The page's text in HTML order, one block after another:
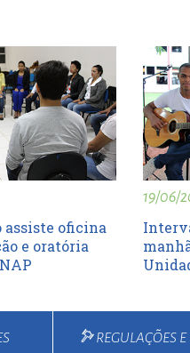
assiste oficina
e oratória
19/06/
REGULAÇÕES